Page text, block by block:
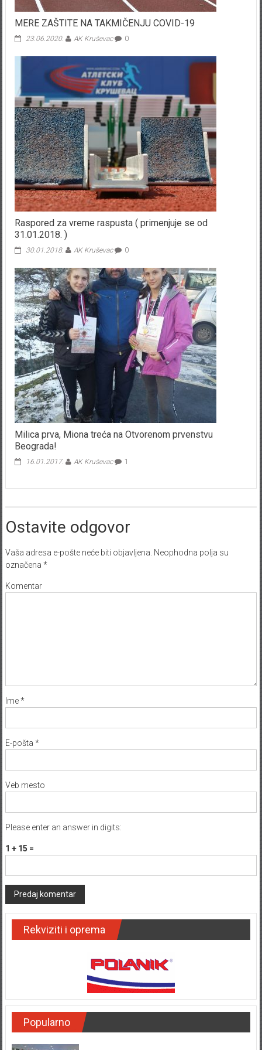
MERE ZAŠTITE NA TAKMIČENJU COVID-19
23.06.2020. AK Kruševac 0
Raspored za vreme raspusta ( primenjuje se od
31.01.2018. )
30.01.2018. AK Kruševac 0
Milica prva, Miona treća na Otvorenom prvenstvu
Beograda!
16.01.2017. AK Kruševac 1
Ostavite odgovor
Vaša adresa e-pošte neće biti objavljena. Neophodna polja su
označena *
Komentar
Ime*
E-pošta *
Veb mesto
Please enter an answer in digits:
1 + 15 =
Rekviziti i oprema
Popularno